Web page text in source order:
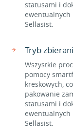
statusami i
ewentualnych
Sellasist.
Tryb
Wszystkie
pomocy
kreskowych,
pakowanie
statusami i
ewentualnych
Sellasist.